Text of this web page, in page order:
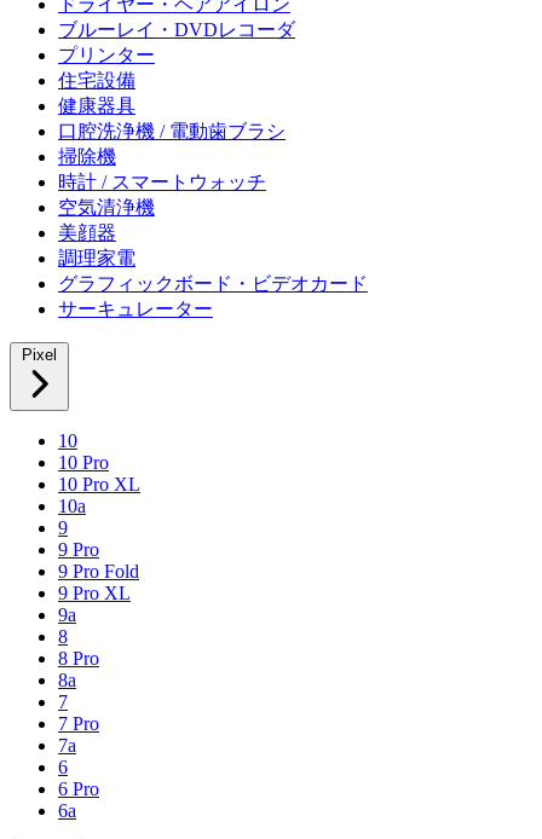
ドライヤー・ヘアアイロン
ブルーレイ・DVDレコーダ
プリンター
住宅設備
健康器具
口腔洗浄機 / 電動歯ブラシ
掃除機
時計 / スマートウォッチ
空気清浄機
美顔器
調理家電
グラフィックボード・ビデオカード
サーキュレーター
Pixel
10
10 Pro
10 Pro XL
10a
9
9 Pro
9 Pro Fold
9 Pro XL
9a
8
8 Pro
8a
7
7 Pro
7a
6
6 Pro
6a